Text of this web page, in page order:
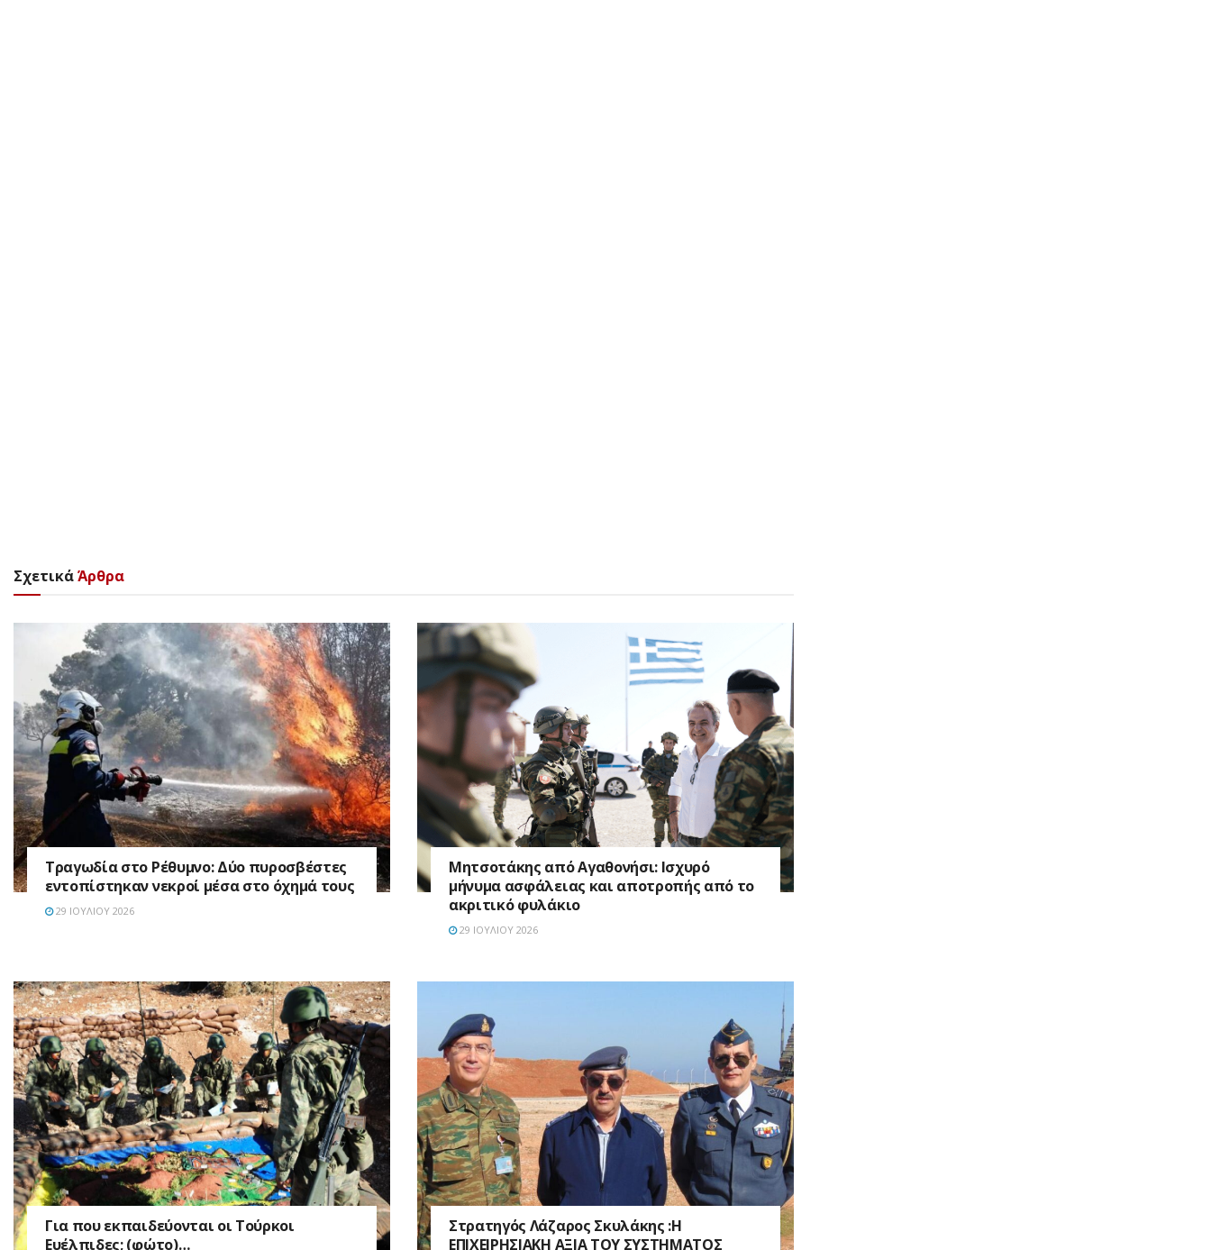
ΣχετικάΆρθρα
Τραγωδία στο Ρέθυμνο: Δύο πυροσβέστες
εντοπίστηκαν νεκροί μέσα στο όχημά τους
29 ΙΟΥΛΊΟΥ 2026
Μητσοτάκης από Αγαθονήσι: Ισχυρό
μήνυμα ασφάλειας και αποτροπής από το
ακριτικό φυλάκιο
29 ΙΟΥΛΊΟΥ 2026
Για που εκπαιδεύονται οι Τούρκοι
Ευέλπιδες; (φώτο)…
Στρατηγός Λάζαρος Σκυλάκης :Η
ΕΠΙΧΕΙΡΗΣΙΑΚΗ ΑΞΙΑ ΤΟΥ ΣΥΣΤΗΜΑΤΟΣ